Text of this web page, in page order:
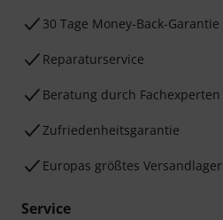
30 Tage Money-Back-Garantie
Reparaturservice
Beratung durch Fachexperten
Zufriedenheitsgarantie
Europas größtes Versandlager
Service